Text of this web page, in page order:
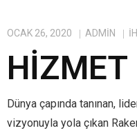
OCAK 26, 2020 ADMIN
HIZMET
Dünya çapında tanınan,
vizyonuyla yola çıkan